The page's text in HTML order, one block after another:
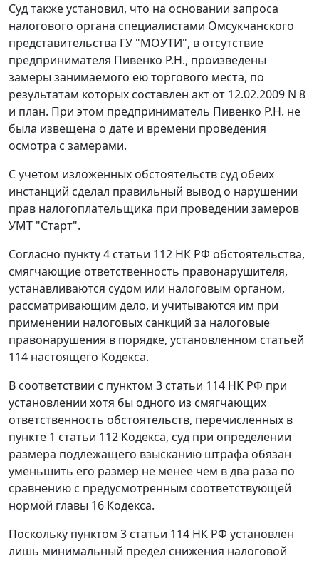
Суд также установил, что на основании запроса
налогового органа специалистами Омсукчанского
представительства ГУ "МОУТИ", в отсутствие
предпринимателя Пивенко Р.Н., произведены
замеры занимаемого ею торгового места, по
результатам которых составлен акт от 12.02.2009 N 8
и план. При этом предприниматель Пивенко Р.Н. не
была извещена о дате и времени проведения
осмотра с замерами.
С учетом изложенных обстоятельств суд обеих
инстанций сделал правильный вывод о нарушении
прав налогоплательщика при проведении замеров
УМТ "Старт".
Согласно пункту 4 статьи 112 НК РФ обстоятельства,
смягчающие ответственность правонарушителя,
устанавливаются судом или налоговым органом,
рассматривающим дело, и учитываются им при
применении налоговых санкций за налоговые
правонарушения в порядке, установленном статьей
114 настоящего Кодекса.
В соответствии с пунктом 3 статьи 114 НК РФ при
установлении хотя бы одного из смягчающих
ответственность обстоятельств, перечисленных в
пункте 1 статьи 112 Кодекса, суд при определении
размера подлежащего взысканию штрафа обязан
уменьшить его размер не менее чем в два раза по
сравнению с предусмотренным соответствующей
нормой главы 16 Кодекса.
Поскольку пунктом 3 статьи 114 НК РФ установлен
лишь минимальный предел снижения налоговой